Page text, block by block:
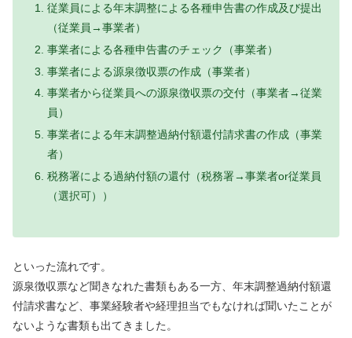
従業員による年末調整による各種申告書の作成及び提出
（従業員→事業者）
事業者による各種申告書のチェック（事業者）
事業者による源泉徴収票の作成（事業者）
事業者から従業員への源泉徴収票の交付（事業者→従業
員）
事業者による年末調整過納付額還付請求書の作成（事業
者）
税務署による過納付額の還付（税務署→事業者or従業員
（選択可））
といった流れです。
源泉徴収票など聞きなれた書類もある一方、年末調整過納付額還
付請求書など、事業経験者や経理担当でもなければ聞いたことが
ないような書類も出てきました。